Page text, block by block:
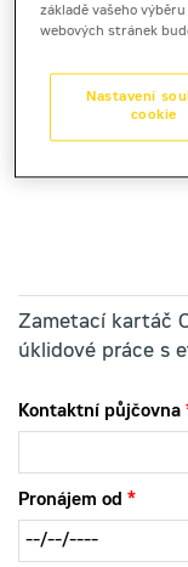
2 010 Kč bez DPH
2 432 Kč s DPH
Zametací kartáč
úklidové práce s
Kontaktní půjčovna
Pronájem od
základě vašeho
webových stránek
Nastavení
cookie